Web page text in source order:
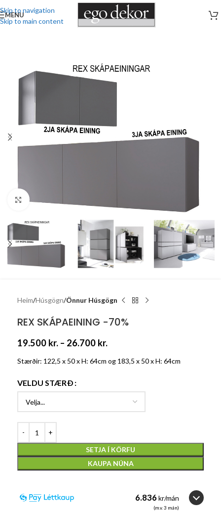
Skip to navigation
Skip to main content
MENU
Stækka mynd
Heim Húsgögn Önnur Húsgögn
REX SKÁPAEINING -70%
19.500 kr. – 26.700 kr.
Stærðir: 122,5 x 50 x H: 64cm og 183,5 x 50 x H: 64cm
VELDU STÆRÐ
SETJA Í KÖRFU
KAUPA NÚNA
6.836kr/mán
(m.v. 3 mán)